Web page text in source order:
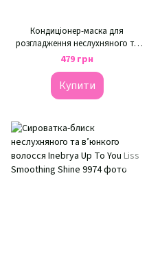
Кондиціонер-маска для
розгладження неслухняного та
в’юнкого волоссяInebrya Up To
You Liss Smoothing 2 In 1
Conditioner Mask
479 грн
Купити